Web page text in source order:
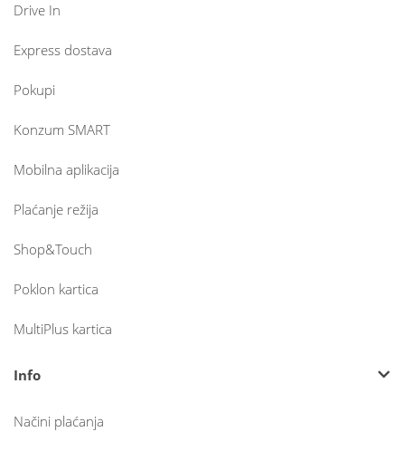
Drive In
Express dostava
Pokupi
Konzum SMART
Mobilna aplikacija
Plaćanje režija
Shop&Touch
Poklon kartica
MultiPlus kartica
Info
Načini plaćanja